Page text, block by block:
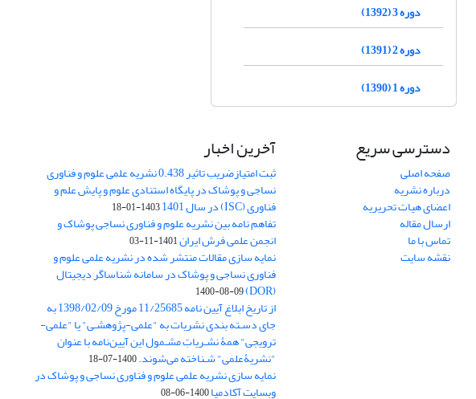
دوره 3 (1392)
دوره 2 (1391)
دوره 1 (1390)
دسترسی سریع
صفحه اصلی
درباره نشریه
اعضای هیات تحریریه
ارسال مقاله
تماس با ما
نقشه سایت
آخرین اخبار
ثبت امتیازضریب تاثیر 0.438 نشریه علمی علوم و فناوری
نساجی و پوشاک در پایگاه استنادی علوم و پایش علم و
فناوری (ISC) در سال 1401 1403-01-18
تفاهم نامه بین نشریه علوم و فناوری نساجی پوشاک و
انجمن علمی فرش ایران1401-11-03
نمایه سازی مقالات منتشر شده در نشریه علمی علوم و
فناوری نساجی و پوشاک در سامانه شناساگر دیجیتال
(DOR)
1400-08-09
از تاریخ ابلاغ آیین نامه 11/25685 مورخ 1398/02/09 به
جای دسـته بندی نشریات به "علمی-پژوهشـی" یا "علمی-
ترویجی" همۀ نشـریاتِ مشـمول این آیین‌نامه با عنوان
"نشریۀعلمی" شـناخته می‌شوند.1400-07-18
نمایه سازی نشریه علمی علوم و فناوری نساجی و پوشاک در
وبسایت آکادمیا1400-06-08